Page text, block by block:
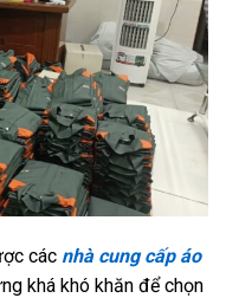
các nhà cung cấp áo
khá khó khăn để chọn